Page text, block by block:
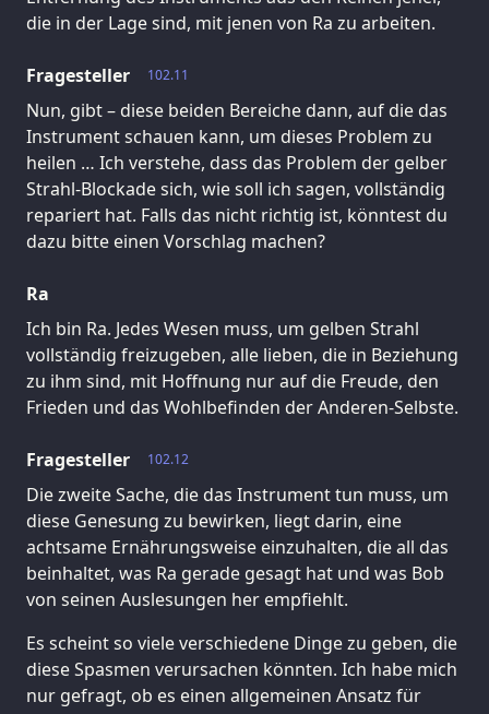
die in der Lage sind, mit jenen von Ra zu arbeiten.
102.11
Fragesteller
Nun, gibt – diese beiden Bereiche dann, auf die das
Instrument schauen kann, um dieses Problem zu
heilen … Ich verstehe, dass das Problem der gelber
Strahl-Blockade sich, wie soll ich sagen, vollständig
repariert hat. Falls das nicht richtig ist, könntest du
dazu bitte einen Vorschlag machen?
Ra
Ich bin Ra. Jedes Wesen muss, um gelben Strahl
vollständig freizugeben, alle lieben, die in Beziehung
zu ihm sind, mit Hoffnung nur auf die Freude, den
Frieden und das Wohlbefinden der Anderen-Selbste.
102.12
Fragesteller
Die zweite Sache, die das Instrument tun muss, um
diese Genesung zu bewirken, liegt darin, eine
achtsame Ernährungsweise einzuhalten, die all das
beinhaltet, was Ra gerade gesagt hat und was Bob
von seinen Auslesungen her empfiehlt.
Es scheint so viele verschiedene Dinge zu geben, die
diese Spasmen verursachen könnten. Ich habe mich
nur gefragt, ob es einen allgemeinen Ansatz für